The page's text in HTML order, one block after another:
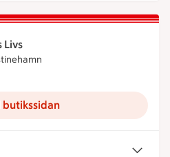
Livs
Livs är öppen nu, stänger
butikssidan